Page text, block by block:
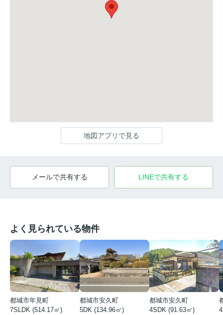
地図アプリで見る
メールで共有する LINEで共有する
よく見られている物件
都城市年見町
7SLDK (514.17㎡)
都城市安久町
5DK (134.96㎡)
都城市安久町
4SDK (91.63㎡)